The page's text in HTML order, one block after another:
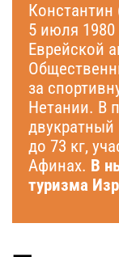
5 июля
Еврейской
за
Нетании. В
до 73 кг,
Афинах. В
туризма